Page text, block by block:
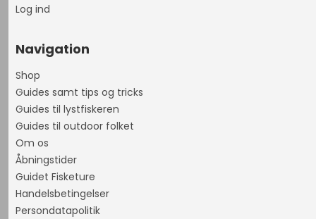
Log ind
Navigation
Shop
Guides samt tips og tricks
Guides til lystfiskeren
Guides til outdoor folket
Om os
Åbningstider
Guidet Fisketure
Handelsbetingelser
Persondatapolitik